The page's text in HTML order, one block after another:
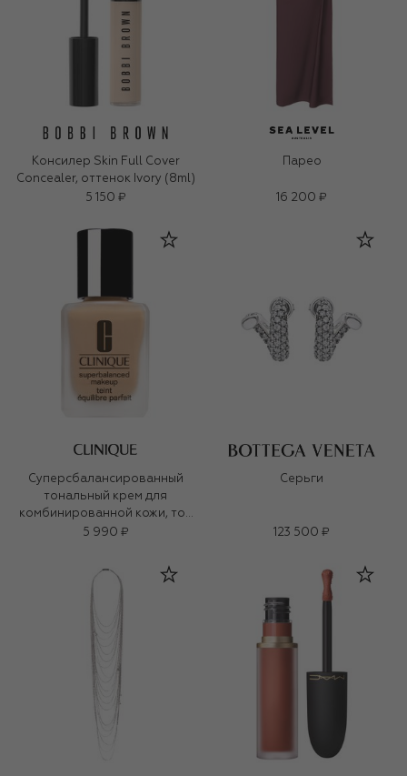
Консилер Skin Full Cover
Concealer, оттенок Ivory (8ml)
5 150 ₽
Парео
16 200 ₽
Суперсбалансированный
тональный крем для
комбинированной кожи, тон
27
5 990 ₽
Серьги
123 500 ₽